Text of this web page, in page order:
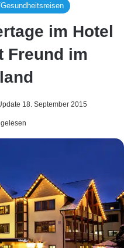
im Hotel
Freund im
18. September 2015